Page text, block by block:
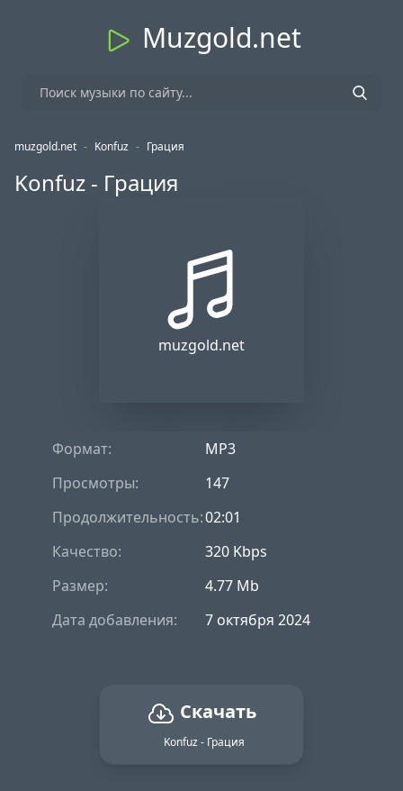
Muzgold.net
muzgold.net - Konfuz - Грация
Konfuz - Грация
muzgold.net
Формат:
MP3
Просмотры:
147
Продолжительность:02:01
Качество:
320 Kbps
Размер:
4.77 Mb
Дата добавления:
7 октября 2024
Скачать
Konfuz - Грация